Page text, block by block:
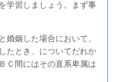
を学習しましょう。まず事
婚姻した場合において、
たとき、についてだれか
Ｃ間にはその直系卑属は